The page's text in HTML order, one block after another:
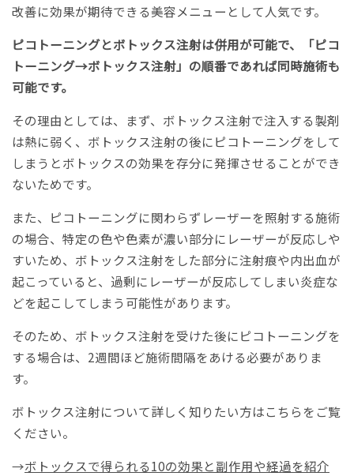
改善に効果が期待できる美容メニューとして人気です。
ピコトーニングとボトックス注射は併用が可能で、「ピコ
トーニング→ボトックス注射」の順番であれば同時施術も
可能です。
その理由としては、まず、ボトックス注射で注入する製剤
は熱に弱く、ボトックス注射の後にピコトーニングをして
しまうとボトックスの効果を存分に発揮させることができ
ないためです。
また、ピコトーニングに関わらずレーザーを照射する施術
の場合、特定の色や色素が濃い部分にレーザーが反応しや
すいため、ボトックス注射をした部分に注射痕や内出血が
起こっていると、過剰にレーザーが反応してしまい炎症な
どを起こしてしまう可能性があります。
そのため、ボトックス注射を受けた後にピコトーニングを
する場合は、2週間ほど施術間隔をあける必要がありま
す。
ボトックス注射について詳しく知りたい方はこちらをご覧
ください。
→ボトックスで得られる10の効果と副作用や経過を紹介